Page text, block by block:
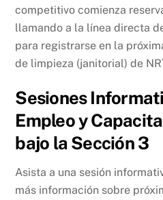
competitivo comienza
llamando a la línea directa
para registrarse en la
de limpieza (janitorial) de
Sesiones
Empleo y
bajo la Sección 3
Asista a una sesión
más información sobre